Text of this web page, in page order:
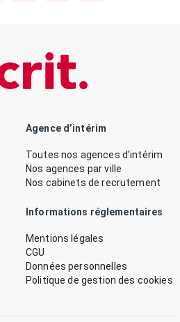
Agence d’intérim
Toutes nos agences d’intérim
Nos agences par ville
Nos cabinets de recrutement
Informations réglementaires
Mentions légales
CGU
Données personnelles
Politique de gestion des cookies